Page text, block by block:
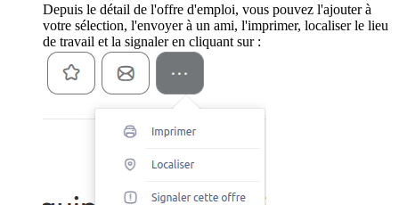
Depuis le détail de l'offre d'emploi, vous pouvez l'ajouter à
votre sélection, l'envoyer à un ami, l'imprimer, localiser le lieu
de travail et la signaler en cliquant sur :